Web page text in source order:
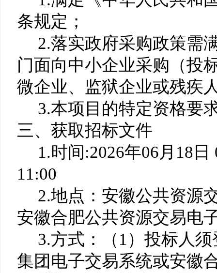
条规定；
2.落实政府采购政策需
门面向中小企业采购（投
微企业、监狱企业或残疾
3.本项目的特定资格要
三、获取招标文件
1.时间:2026年06月18
11:00
2.地点：安徽公共资源
安徽合肥公共资源交易电
3.方式：（1）投标人
集团电子交易系统或安徽